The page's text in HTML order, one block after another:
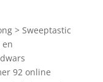
> Sweeptastic
en
92 online